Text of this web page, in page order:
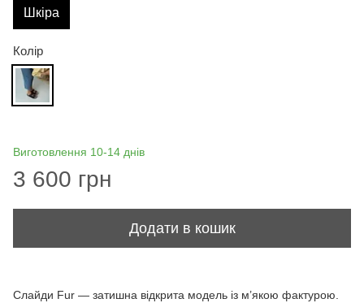
Шкіра
Колір
Виготовлення 10-14 днів
3 600 грн
Додати в кошик
Слайди Fur — затишна відкрита модель із м’якою фактурою.